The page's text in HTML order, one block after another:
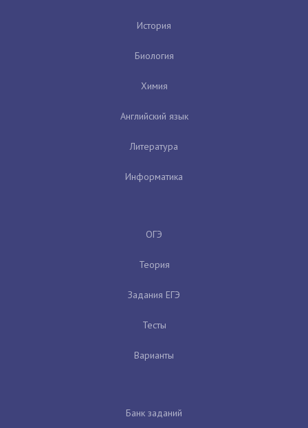
История
Биология
Химия
Английский язык
Литература
Информатика
ОГЭ
Теория
Задания ЕГЭ
Тесты
Варианты
Банк заданий